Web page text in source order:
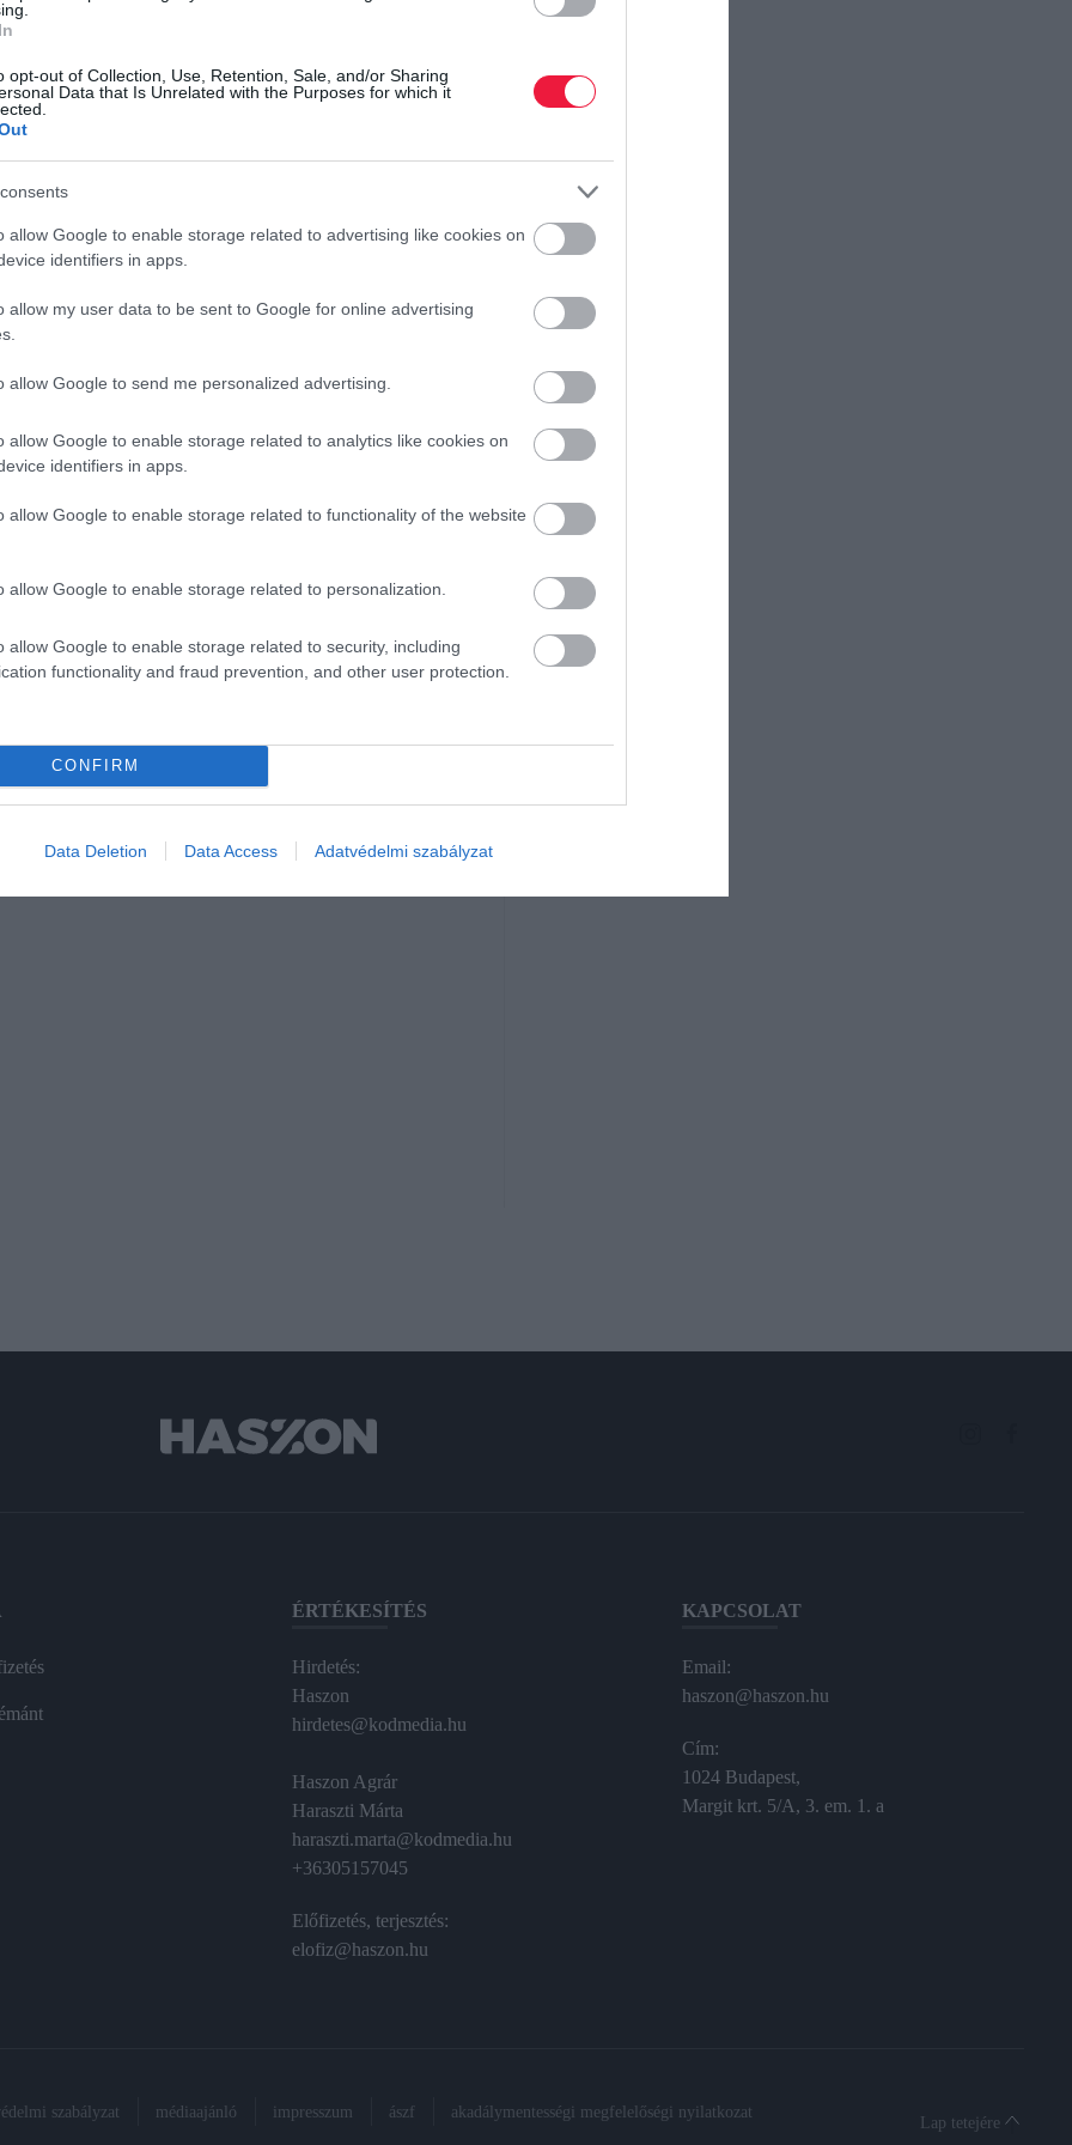
opt-out of Collection, Use, Retention, Sale, and/or Sharing
Data that Is Unrelated with the Purposes for which it
allow Google to enable storage related to advertising like cookies on
identifiers in apps.
allow my user data to be sent to Google for online advertising
allow Google to send me personalized advertising.
allow Google to enable storage related to analytics like cookies on
identifiers in apps.
allow Google to enable storage related to functionality of the website
allow Google to enable storage related to personalization.
allow Google to enable storage related to security, including
functionality and fraud prevention, and other user protection.
CONFIRM
Data Deletion Data Access Adatvédelmi szabályzat
ról 100 km/h-ra, amíg az XM Label Red 3,9 másodperc
h között van.
amerikai listáját is
szervezete, a Consumer Reports az autómárkák
ben ott van a BMW is.
pontszámait, hogy előbb
a márkákon belül
a márkák megbízhatósági
eredményeinek átlagolásával,
összevonva kalkuláltuk ki, ha
Mivel idén megváltozott a
nem összehasonlíthatók a
hanem japán autógyártók modelljei bizonyultak
a fogyasztóvédelmi szervezet friss listájának első tíz
ÉRTÉKESÍTÉS
Hirdetés:
Haszon
hirdetes@kodmedia.hu
Haszon Agrár
Haraszti Márta
haraszti.marta@kodmedia.hu
+36305157045
Előfizetés, terjesztés:
elofiz@haszon.hu
KAPCSOLAT
Email:
haszon@haszon.hu
Cím:
1024 Budapest,
Margit krt. 5/A, 3. em. 1. a
szabályzat médiaajánló impresszum ászf akadálymentességi megfelelőségi nyilatkozat
Lap tetejére